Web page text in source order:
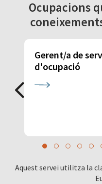
Ocupacions
Gerent/a de
d'ocupació
Aquest servei utilitza la